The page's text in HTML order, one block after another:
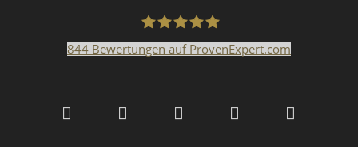
GmbH & Co.KG
844 Bewertungen auf ProvenExpert.com